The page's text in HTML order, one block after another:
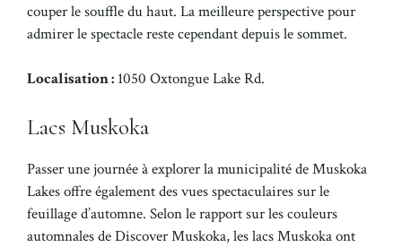
couper le souffle du haut. La meilleure perspective pour
admirer le spectacle reste cependant depuis le sommet.
Localisation : 1050 Oxtongue Lake Rd.
Lacs Muskoka
Passer une journée à explorer la municipalité de Muskoka
Lakes offre également des vues spectaculaires sur le
feuillage d’automne. Selon le rapport sur les couleurs
automnales de Discover Muskoka, les lacs Muskoka ont